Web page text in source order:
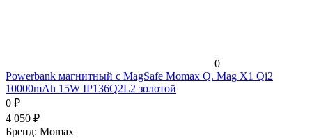
0
Powerbank магнитный с MagSafe Momax Q. Mag X1 Qi2
10000mAh 15W IP136Q2L2 золотой
0 ₽
4 050 ₽
Бренд: Momax